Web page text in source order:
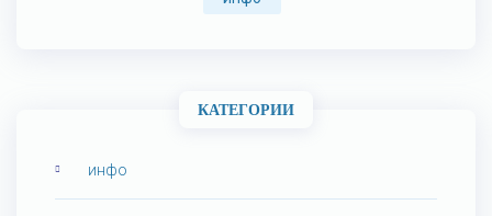
КАТЕГОРИИ
инфо